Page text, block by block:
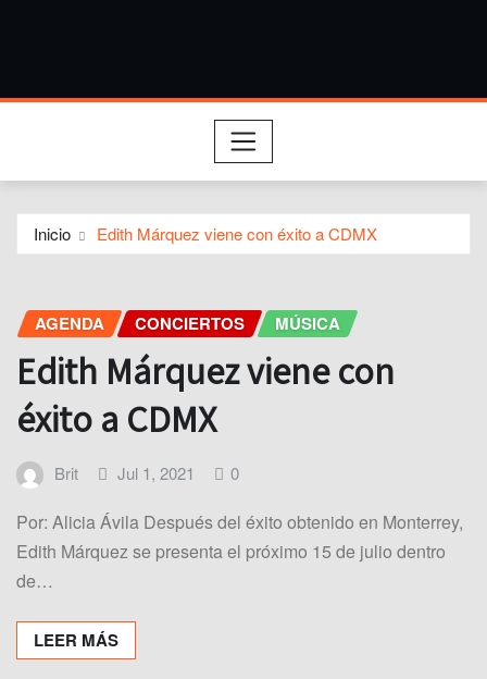
Inicio Edith Márquez viene con éxito a CDMX
AGENDA CONCIERTOS MÚSICA
Edith Márquez viene con
éxito a CDMX
Brit Jul 1, 2021 0
Por: Alicia Ávila Después del éxito obtenido en Monterrey,
Edith Márquez se presenta el próximo 15 de julio dentro
de…
LEER MÁS